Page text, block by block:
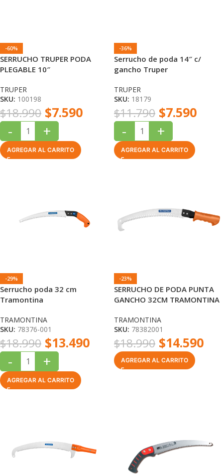
-60%
SERRUCHO TRUPER PODA
PLEGABLE 10″
TRUPER
SKU: 100198
$18.990 $7.590
- +
AGREGAR AL CARRITO
-36%
Serrucho de poda 14″ c/
gancho Truper
TRUPER
SKU: 18179
$11.790 $7.590
- +
AGREGAR AL CARRITO
-29%
Serrucho poda 32 cm
Tramontina
TRAMONTINA
SKU: 78376-001
$18.990 $13.490
- +
AGREGAR AL CARRITO
-23%
SERRUCHO DE PODA PUNTA
GANCHO 32CM TRAMONTINA
TRAMONTINA
SKU: 78382001
$18.990 $14.590
AGREGAR AL CARRITO